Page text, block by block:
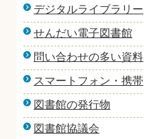
デジタルライブラリー
せんだい電子図書館
問い合わせの多い資料
スマートフォン・携帯
図書館の発行物
図書館協議会